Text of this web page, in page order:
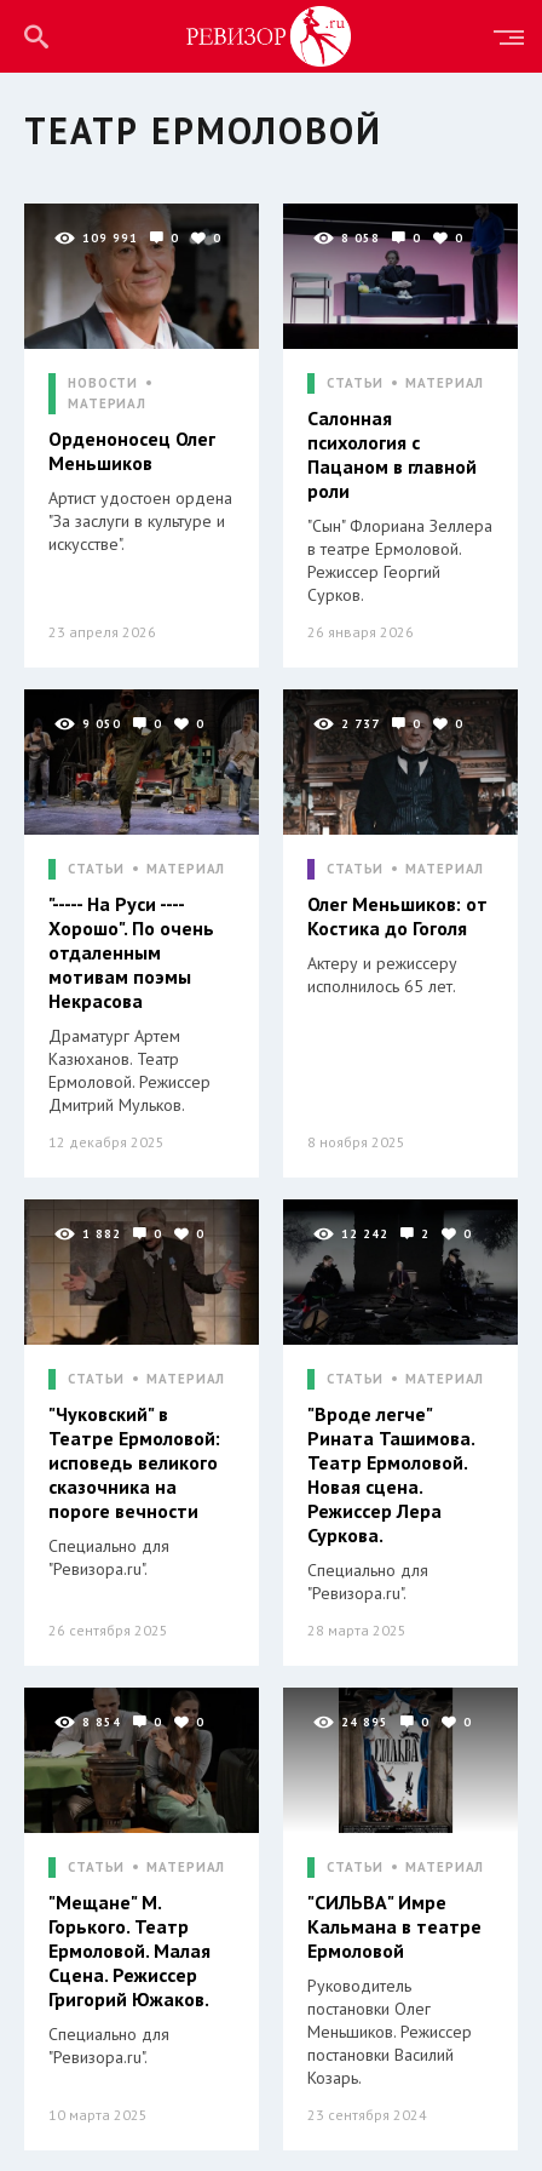
ТЕАТР ЕРМОЛОВОЙ
109 991 0 0
НОВОСТИ
МАТЕРИАЛ
Орденоносец Олег
Меньшиков
Артист удостоен ордена
"За заслуги в культуре и
искусстве".
23 апреля 2026
8 058 0 0
СТАТЬИ МАТЕРИАЛ
Салонная
психология с
Пацаном в главной
роли
"Сын" Флориана Зеллера
в театре Ермоловой.
Режиссер Георгий
Сурков.
26 января 2026
9 050 0 0
СТАТЬИ МАТЕРИАЛ
"----- На Руси ----
Хорошо". По очень
отдаленным
мотивам поэмы
Некрасова
Драматург Артем
Казюханов. Театр
Ермоловой. Режиссер
Дмитрий Мульков.
12 декабря 2025
2 737 0 0
СТАТЬИ МАТЕРИАЛ
Олег Меньшиков: от
Костика до Гоголя
Актеру и режиссеру
исполнилось 65 лет.
8 ноября 2025
1 882 0 0
СТАТЬИ МАТЕРИАЛ
"Чуковский" в
Театре Ермоловой:
исповедь великого
сказочника на
пороге вечности
Специально для
"Ревизора.ru".
26 сентября 2025
12 242 2 0
СТАТЬИ МАТЕРИАЛ
"Вроде легче"
Рината Ташимова.
Театр Ермоловой.
Новая сцена.
Режиссер Лера
Суркова.
Специально для
"Ревизора.ru".
28 марта 2025
8 854 0 0
СТАТЬИ МАТЕРИАЛ
"Мещане" М.
Горького. Театр
Ермоловой. Малая
Сцена. Режиссер
Григорий Южаков.
Специально для
"Ревизора.ru".
10 марта 2025
24 895 0 0
СТАТЬИ МАТЕРИАЛ
"СИЛЬВА" Имре
Кальмана в театре
Ермоловой
Руководитель
постановки Олег
Меньшиков. Режиссер
постановки Василий
Козарь.
23 сентября 2024